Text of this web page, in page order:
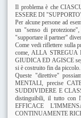
Il problema è che
ESSERE DI
Per alcune persone ad
un "senso di
"supportare il partner"
Come vedi riflettere sulla
come, ALLA
GIUDICA ED AGISCE
si è costruito fin da piccolo.
Queste "direttive"
MENTALI, precise
SUDDIVIDERE E
distinguibili, il tutto con
EFFICACE
CONTINUAMENTE